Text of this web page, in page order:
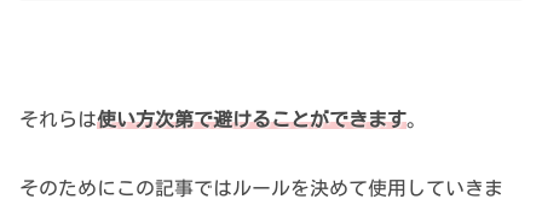
それらは使い方次第で避けることができます。
そのためにこの記事ではルールを決めて使用していきま